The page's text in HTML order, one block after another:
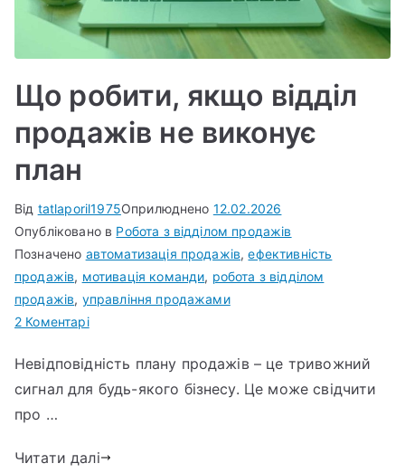
Що робити, якщо відділ
продажів не виконує
план
Від tatlaporil1975Оприлюднено 12.02.2026
Опубліковано в Робота з відділом продажів
Позначено автоматизація продажів,ефективність
продажів, мотивація команди, робота з відділом
продажів, управління продажами
2 Коментарідо
робити,
якщо
не
Невідповідність плану продажів – це тривожний
сигнал для будь-якого бізнесу. Це може свідчити
про …
Читати далі